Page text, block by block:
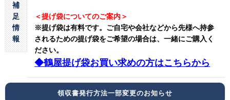
補
足
情
報
＜提げ袋についてのご案内＞
※提げ袋は有料です。 ご自宅や会社などから先様へ持参
されるための提げ袋をご希望の場合は、一緒にご購入く
ださい。
◆鶴屋提げ袋お買い求めの方はこちらから
領収書発行方法一部変更のお知らせ